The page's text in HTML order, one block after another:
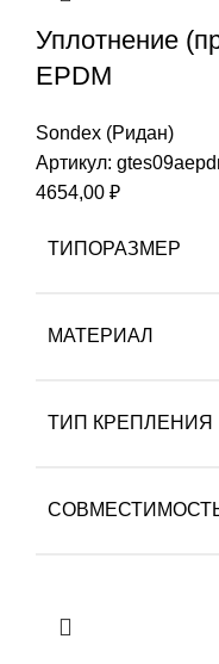
Уплотнение
EPDM
Sondex (Ридан)
Артикул:
4654,00 ₽
ТИПОРАЗМЕР
МАТЕРИАЛ
ТИП КРЕПЛЕНИЯ